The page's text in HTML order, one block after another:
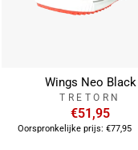
Wings Neo Black
TRETORN
€51,95
Oorspronkelijke prijs: €77,95